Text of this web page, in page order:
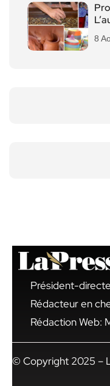
8
Président-
Rédacteur en
Rédaction Web:
© Copyright 2025 –